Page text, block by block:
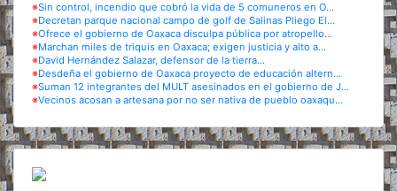
※Sin control, incendio que cobró la vida de 5 comuneros en O...
※Decretan parque nacional campo de golf de Salinas Pliego El...
※Ofrece el gobierno de Oaxaca disculpa pública por atropello...
※Marchan miles de triquis en Oaxaca; exigen justicia y alto a...
※David Hernández Salazar, defensor de la tierra...
※Desdeña el gobierno de Oaxaca proyecto de educación altern...
※Suman 12 integrantes del MULT asesinados en el gobierno de J...
※Vecinos acosan a artesana por no ser nativa de pueblo oaxaqu...